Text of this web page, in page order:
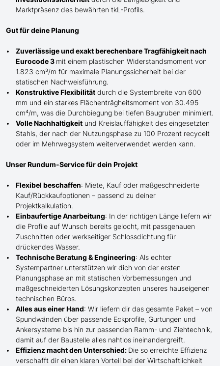
Marktpräsenz des bewährten tkL-Profils.
Gut für deine Planung
Zuverlässige und exakt berechenbare Tragfähigkeit nach
Eurocode 3 mit einem plastischen Widerstandsmoment von
1.823 cm³/m für maximale Planungssicherheit bei der
statischen Nachweisführung.
Konstruktive Flexibilität durch die Systembreite von 600
mm und ein starkes Flächenträgheitsmoment von 30.495
cm⁴/m, was die Durchbiegung bei tiefen Baugruben minimiert.
Volle Nachhaltigkeit und Kreislauffähigkeit des eingesetzten
Stahls, der nach der Nutzungsphase zu 100 Prozent recycelt
oder im Mehrwegsystem weiterverwendet werden kann.
Unser Rundum-Service für dein Projekt
Flexibel beschaffen: Miete, Kauf oder maßgeschneiderte
Kauf/Rückkaufoptionen – passend zu deiner
Projektkalkulation.
Einbaufertige Anarbeitung: In der richtigen Länge liefern wir
die Profile auf Wunsch bereits gelocht, mit passgenauen
Zuschnitten oder werkseitiger Schlossdichtung für
drückendes Wasser.
Technische Beratung & Engineering: Als echter
Systempartner unterstützen wir dich von der ersten
Planungsphase an mit statischen Vorbemessungen und
maßgeschneiderten Lösungskonzepten unseres hauseigenen
technischen Büros.
Alles aus einer Hand: Wir liefern dir das gesamte Paket – von
Spundwänden über passende Eckprofile, Gurtungen und
Ankersysteme bis hin zur passenden Ramm- und Ziehtechnik,
damit auf der Baustelle alles nahtlos ineinandergreift.
Effizienz macht den Unterschied: Die so erreichte Effizienz
verschafft dir einen klaren Vorteil bei der Wirtschaftlichkeit